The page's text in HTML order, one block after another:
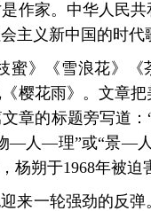
作家。中华人民
主义新中国的时代
蜜》《雪浪花》《
樱花雨》。文章
章的标题旁写道：
—人—理”或“景—人
杨朔于1968年被迫
来一轮强劲的反弹